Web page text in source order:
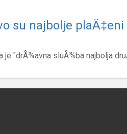
su najbolje
je "drÅ¾avna sluÅ¾ba najbolja